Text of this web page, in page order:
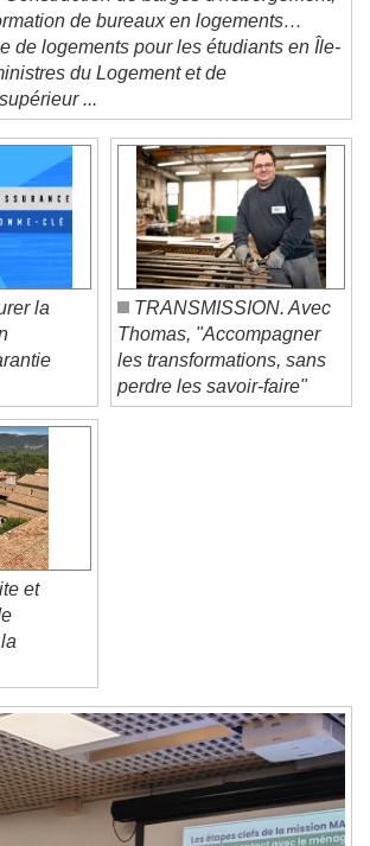
of dialog window. Escape will cancel
the window.
Opacity
Opacity
Area Background
Style
Done
Dialog
window.
de barges d'hébergement,
de bureaux en logements…
de logements pour les étudiants en Île-
du Logement et de
...
la
TRANSMISSION. Avec
Thomas, "Accompagner
les transformations, sans
perdre les savoir-faire"
et